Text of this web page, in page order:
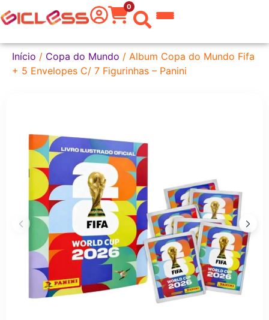
0
do Mundo
Início / Copa do Mundo / Album Copa do Mundo Fifa
+ 5 Envelopes C/ 7 Figurinhas – Panini